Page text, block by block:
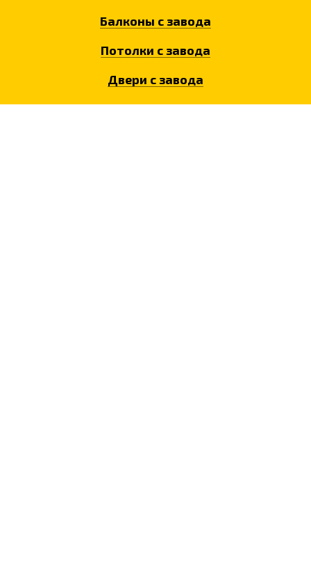
Балконы с завода
Потолки с завода
Двери с завода